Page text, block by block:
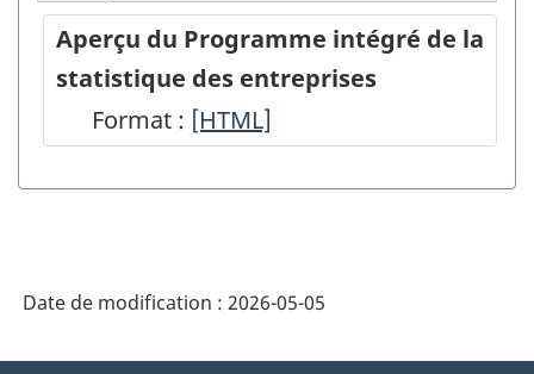
Aperçu du Programme intégré de la
statistique des entreprises
Format : Aperçu
Programme
la
statistique
[HTML]
Date de modification : 2026-05-05